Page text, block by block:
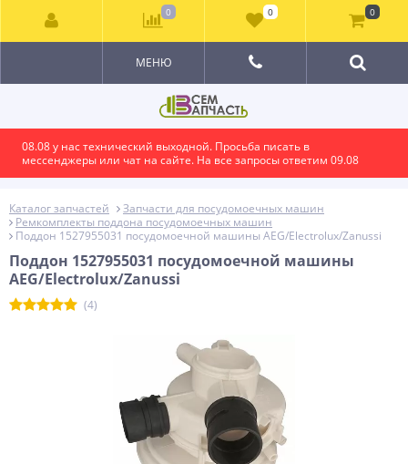
08.08 у нас технический выходной. Просьба писать в
мессенджеры или чат на сайте. На все запросы ответим 09.08
МЕНЮ
Каталог запчастей
Запчасти для посудомоечных машин
Ремкомплекты поддона посудомоечных машин
Поддон 1527955031 посудомоечной машины AEG/Electrolux/Zanussi
Поддон 1527955031 посудомоечной машины
AEG/Electrolux/Zanussi
(4)
0 0 0